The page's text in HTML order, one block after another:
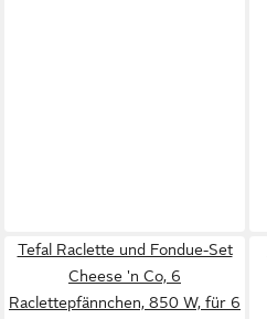
Tefal Raclette und Fondue-Set
Cheese 'n Co, 6
Raclettepfännchen, 850 W, für 6